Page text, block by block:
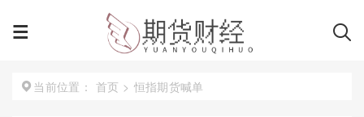
当前位置： 首页 > 恒指期货喊单